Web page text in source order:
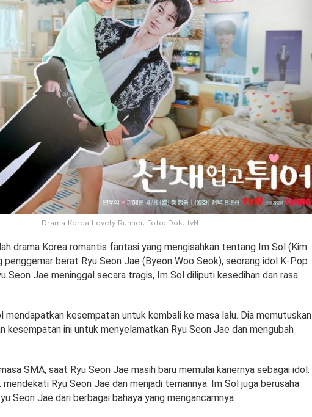
Drama Korea Lovely Runner. Foto: Dok. tvN
drama Korea romantis fantasi yang mengisahkan tentang Im Sol (Kim
penggemar berat Ryu Seon Jae (Byeon Woo Seok), seorang idol K-Pop
Seon Jae meninggal secara tragis, Im Sol diliputi kesedihan dan rasa
mendapatkan kesempatan untuk kembali ke masa lalu. Dia memutuskan
kesempatan ini untuk menyelamatkan Ryu Seon Jae dan mengubah
SMA, saat Ryu Seon Jae masih baru memulai kariernya sebagai idol.
mendekati Ryu Seon Jae dan menjadi temannya. Im Sol juga berusaha
Seon Jae dari berbagai bahaya yang mengancamnya.